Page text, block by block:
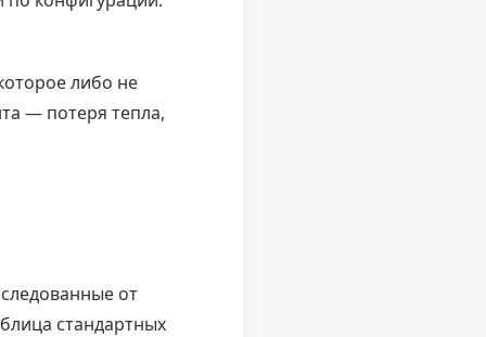
либо не
— потеря тепла,
от
стандартных